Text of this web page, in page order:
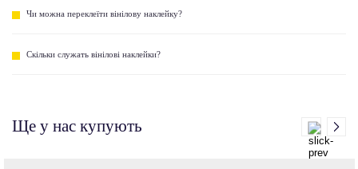
Чи можна переклеїти вінілову наклейку?
Скільки служать вінілові наклейки?
Ще у нас купують